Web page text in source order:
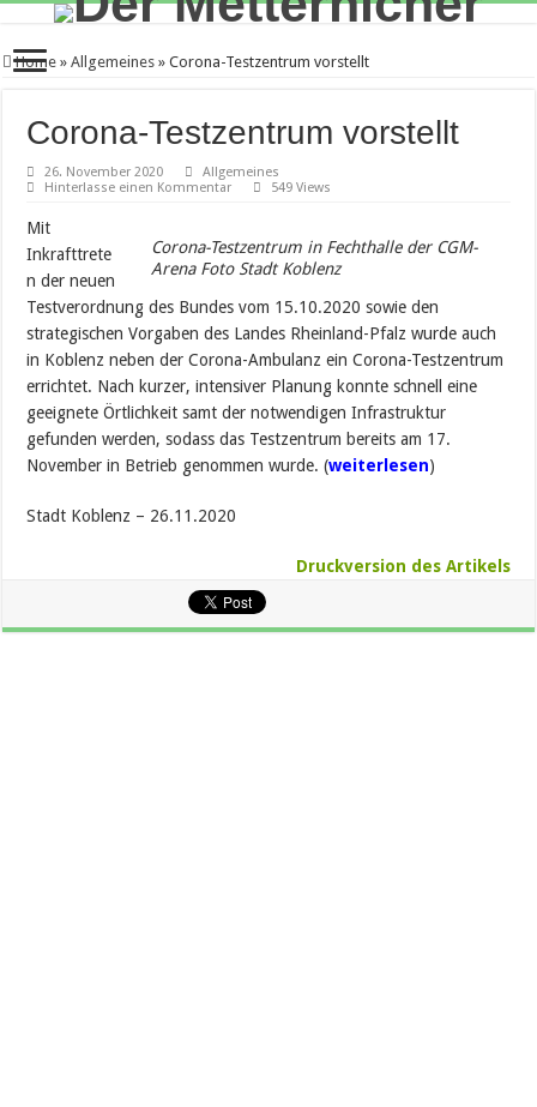
Home » Allgemeines » Corona-Testzentrum vorstellt
Corona-Testzentrum vorstellt
26. November 2020
Allgemeines
Hinterlasse einen Kommentar
549 Views
Corona-Testzentrum in Fechthalle der CGM-
Arena Foto Stadt Koblenz
Mit
Inkrafttrete
n der neuen
Testverordnung des Bundes vom 15.10.2020 sowie den
strategischen Vorgaben des Landes Rheinland-Pfalz wurde auch
in Koblenz neben der Corona-Ambulanz ein Corona-Testzentrum
errichtet. Nach kurzer, intensiver Planung konnte schnell eine
geeignete Örtlichkeit samt der notwendigen Infrastruktur
gefunden werden, sodass das Testzentrum bereits am 17.
November in Betrieb genommen wurde. (weiterlesen)
Stadt Koblenz – 26.11.2020
Druckversion des Artikels